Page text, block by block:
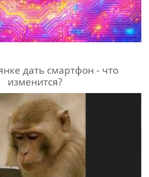
дать смартфон - что
изменится?